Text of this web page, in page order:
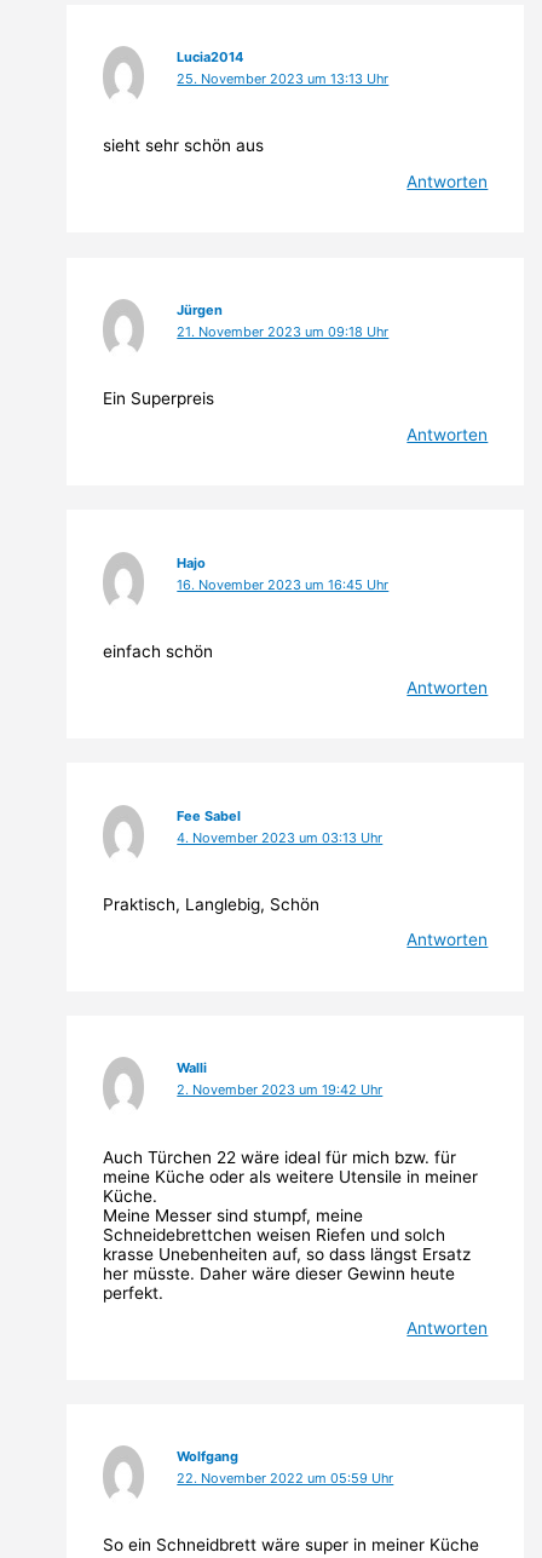
Lucia2014
25. November 2023 um 13:13 Uhr
sieht sehr schön aus
Antworten
Jürgen
21. November 2023 um 09:18 Uhr
Ein Superpreis
Antworten
Hajo
16. November 2023 um 16:45 Uhr
einfach schön
Antworten
Fee Sabel
4. November 2023 um 03:13 Uhr
Praktisch, Langlebig, Schön
Antworten
Walli
2. November 2023 um 19:42 Uhr
Auch Türchen 22 wäre ideal für mich bzw. für
meine Küche oder als weitere Utensile in meiner
Küche.
Meine Messer sind stumpf, meine
Schneidebrettchen weisen Riefen und solch
krasse Unebenheiten auf, so dass längst Ersatz
her müsste. Daher wäre dieser Gewinn heute
perfekt.
Antworten
Wolfgang
22. November 2022 um 05:59 Uhr
So ein Schneidbrett wäre super in meiner Küche